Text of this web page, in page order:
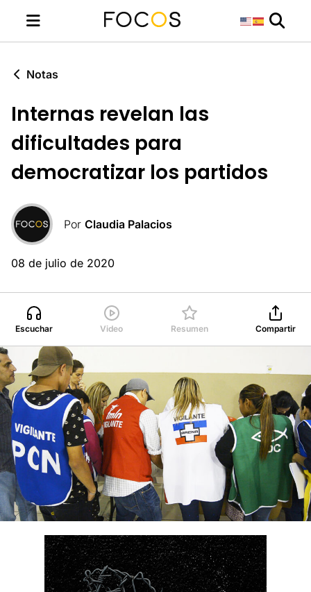
Notas
Internas revelan las
dificultades para
democratizar los partidos
Por Claudia Palacios
08 de julio de 2020
Escuchar Video Resumen Compartir